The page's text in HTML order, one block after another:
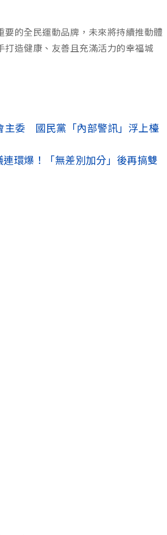
的全民運動品牌，未來將持續推動體
造健康、友善且充滿活力的幸福城
主委 國民黨「內部警訊」浮上檯
連環爆！「無差別加分」後再搞雙